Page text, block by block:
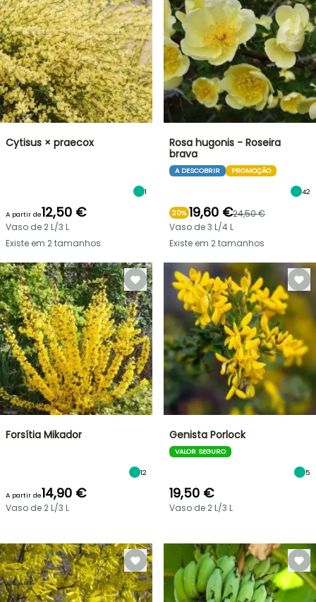
Cytisus × praecox
1
A partir de12,50 €
Vaso de 2 L/3 L
Existe em 2 tamanhos
Rosa hugonis - Roseira
brava
A DESCOBRIR PROMOÇÃO
42
20% 19,60 €24,50 €
Vaso de 3 L/4 L
Existe em 2 tamanhos
Forsítia Mikador
12
A partir de14,90 €
Vaso de 2 L/3 L
Genista Porlock
VALOR SEGURO
5
19,50 €
Vaso de 2 L/3 L